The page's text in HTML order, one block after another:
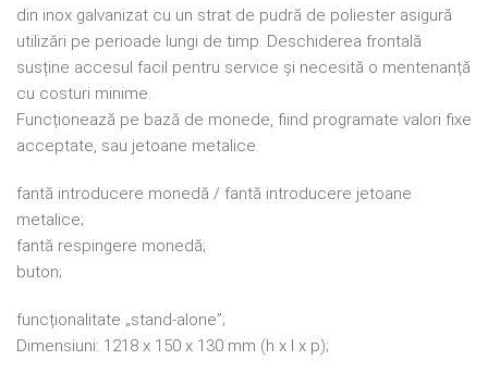
din inox galvanizat cu un strat de pudră de poliester asigură
utilizări pe perioade lungi de timp. Deschiderea frontală
susține accesul facil pentru service și necesită o mentenanță
cu costuri minime.
Funcționează pe bază de monede, fiind programate valori fixe
acceptate, sau jetoane metalice.
fantă introducere monedă / fantă introducere jetoane
metalice;
fantă respingere monedă;
buton;
funcționalitate „stand-alone”;
Dimensiuni: 1218 x 150 x 130 mm (h x l x p);